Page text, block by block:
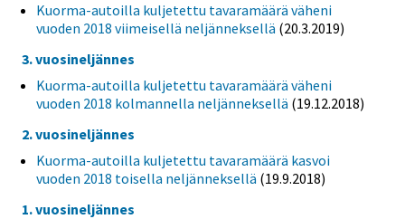
Kuorma-autoilla kuljetettu tavaramäärä väheni
vuoden 2018 viimeisellä neljänneksellä (20.3.2019)
3. vuosineljännes
Kuorma-autoilla kuljetettu tavaramäärä väheni
vuoden 2018 kolmannella neljänneksellä (19.12.2018)
2. vuosineljännes
Kuorma-autoilla kuljetettu tavaramäärä kasvoi
vuoden 2018 toisella neljänneksellä (19.9.2018)
1. vuosineljännes